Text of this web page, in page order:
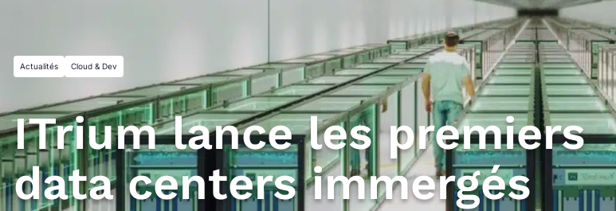
Actualités Cloud & Dev
ITrium lance les premiers
data centers immergés